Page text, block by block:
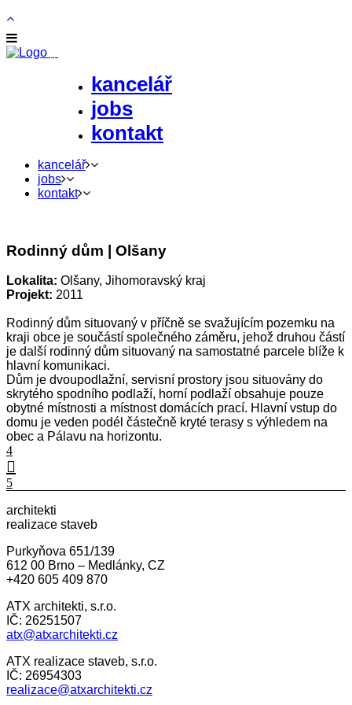
kancelář
jobs
kontakt
kancelář
jobs
kontakt
Rodinný dům | Olšany
Lokalita: Olšany, Jihomoravský kraj
Projekt: 2011
Rodinný dům situovaný v příčně se svažujícím pozemku na
kraji obce je součástí společného záměru, jehož druhou částí
je další rodinný dům situovaný na samostatné parcele blíže k
hlavní komunikaci.
Dům je dvoupodlažní, servisní prostory jsou situovány do
skrytého spodního podlaží, horní podlaží obsahuje pouze
obytné místnosti a místnost domácích prací. Hlavní vstup do
domu je veden podél částečně kryté terasy s výhledem na
obec a Pálavu na horizontu.
architekti
realizace staveb
Purkyňova 651/139
612 00 Brno – Medlánky, CZ
+420 605 409 870
ATX architekti, s.r.o.
IČ: 26251507
atx@atxarchitekti.cz
ATX realizace staveb, s.r.o.
IČ: 26954303
realizace@atxarchitekti.cz